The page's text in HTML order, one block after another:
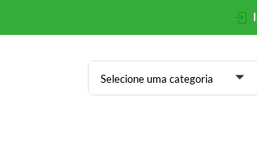
Selecione uma categoria